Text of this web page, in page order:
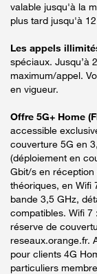
valable jusqu'à la
plus tard jusqu'à
Les appels
spéciaux. Jusqu’à
maximum/appel.
en vigueur.
Offre 5G+ Home
accessible
couverture 5G en
(déploiement en
Gbit/s en réception
théoriques, en Wifi
bande 3,5 GHz,
compatibles. Wifi 7
réserve de
reseaux.orange.fr.
pour clients 4G
particuliers